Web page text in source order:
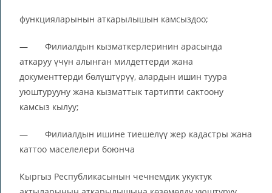
функцияларынын аткарылышын камсыздоо;
— Филиалдын кызматкерлеринин арасында
аткаруу үчүн алынган милдеттерди жана
документтерди бөлүштүрүү, алардын ишин туура
уюштурууну жана кызматтык тартипти сактоону
камсыз кылуу;
— Филиалдын ишине тиешелүү жер кадастры жана
каттоо маселелери боюнча
Кыргыз Республикасынын чечнемдик укуктук